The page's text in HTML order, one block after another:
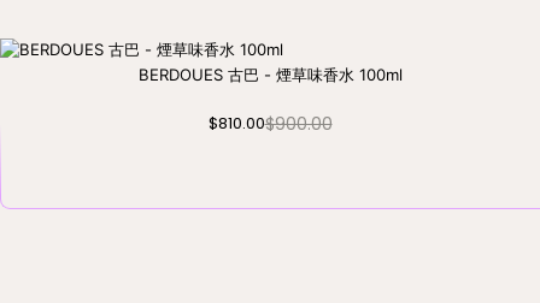
BERDOUES 古巴 - 煙草味香水 100ml
$810.00$900.00